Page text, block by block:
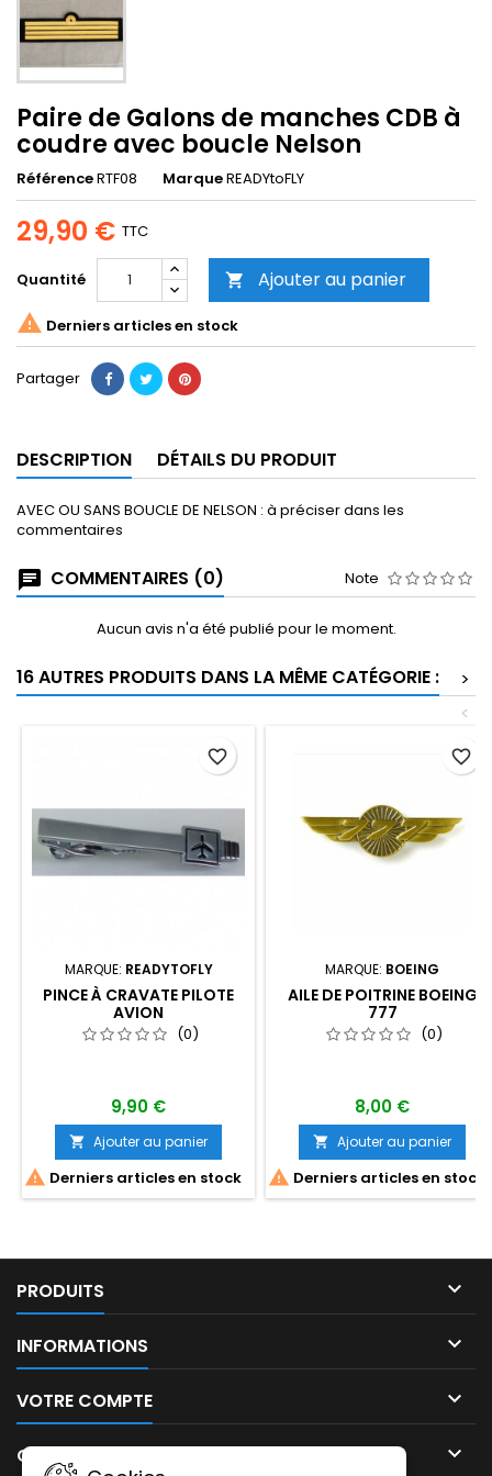
Paire de Galons de manches CDB à
coudre avec boucle Nelson
RéférenceRTF08 MarqueREADYtoFLY
29,90 € TTC
Quantité  Ajouter au panier
 Derniers articles en stock
Partager
DESCRIPTION DÉTAILS DU PRODUIT
AVEC OU SANS BOUCLE DE NELSON : à préciser dans les
commentaires
COMMENTAIRES (0) Note
Aucun avis n'a été publié pour le moment.
16 AUTRES PRODUITS DANS LA MÊME CATÉGORIE :
>
<
MARQUE: READYTOFLY
PINCE À CRAVATE PILOTE
AVION
(0)
9,90 €
 Ajouter au panier
 Derniers articles en stock
favorite_border
MARQUE: BOEING
AILE DE POITRINE BOEING
777
(0)
8,00 €
 Ajouter au panier
 Derniers articles en stock
favorite_border
PRODUITS 
INFORMATIONS 
VOTRE COMPTE 
CONTACT 